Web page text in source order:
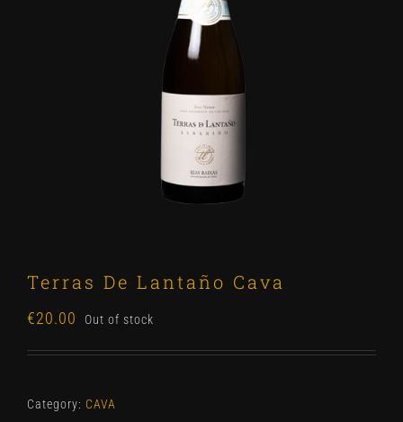
Terras De Lantaño Cava
€20.00 Out of stock
Category: CAVA